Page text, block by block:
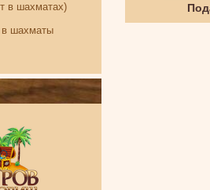
в шахматах)
в шахматы